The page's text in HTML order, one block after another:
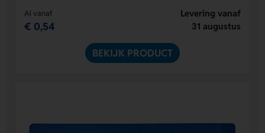
Al vanaf
€ 0,54
Levering vanaf
31 augustus
BEKIJK PRODUCT